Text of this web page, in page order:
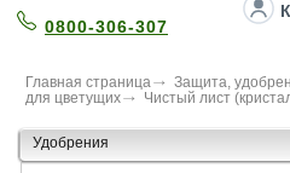
0800-306-307
Главная страница Защита,
для цветущих
Чистый лист
Удобрения